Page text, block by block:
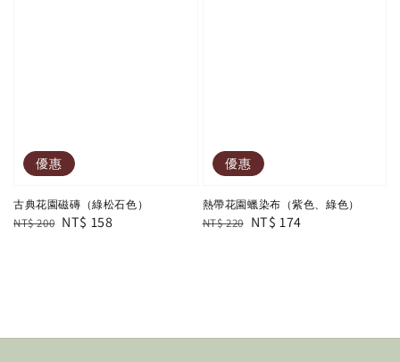
優惠
古典花園磁磚（綠松石色）
Regular
NT$ 200 Sale
NT$ 158
優惠
熱帶花園蠟染布（紫色、綠色）
Regular
NT$ 220 Sale
NT$ 174